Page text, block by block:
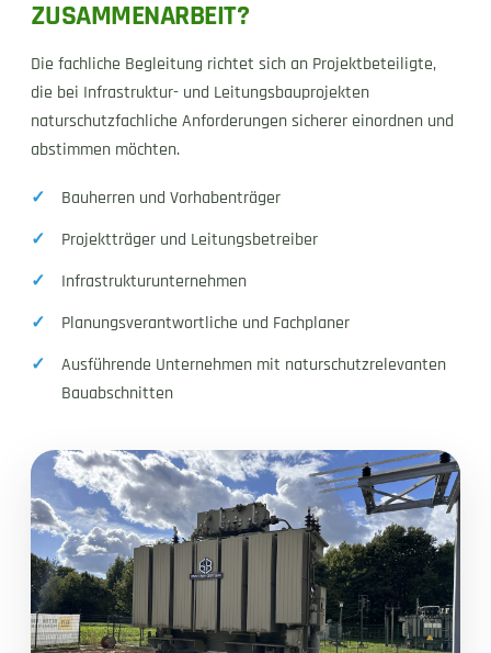
ZUSAMMENARBEIT?
Die fachliche Begleitung richtet sich an Projektbeteiligte,
die bei Infrastruktur- und Leitungsbauprojekten
naturschutzfachliche Anforderungen sicherer einordnen und
abstimmen möchten.
Bauherren und Vorhabenträger
Projektträger und Leitungsbetreiber
Infrastrukturunternehmen
Planungsverantwortliche und Fachplaner
Ausführende Unternehmen mit naturschutzrelevanten
Bauabschnitten